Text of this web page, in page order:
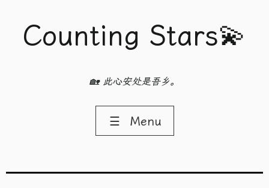
Counting Stars💫
🏡 此心安处是吾乡。
☰ Menu